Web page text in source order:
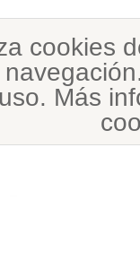
cookies
Más